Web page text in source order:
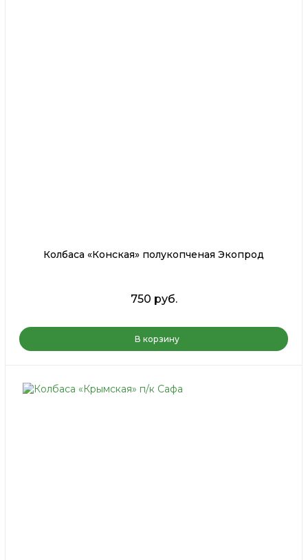
Колбаса «Конская» полукопченая Экопрод
750 руб.
В корзину